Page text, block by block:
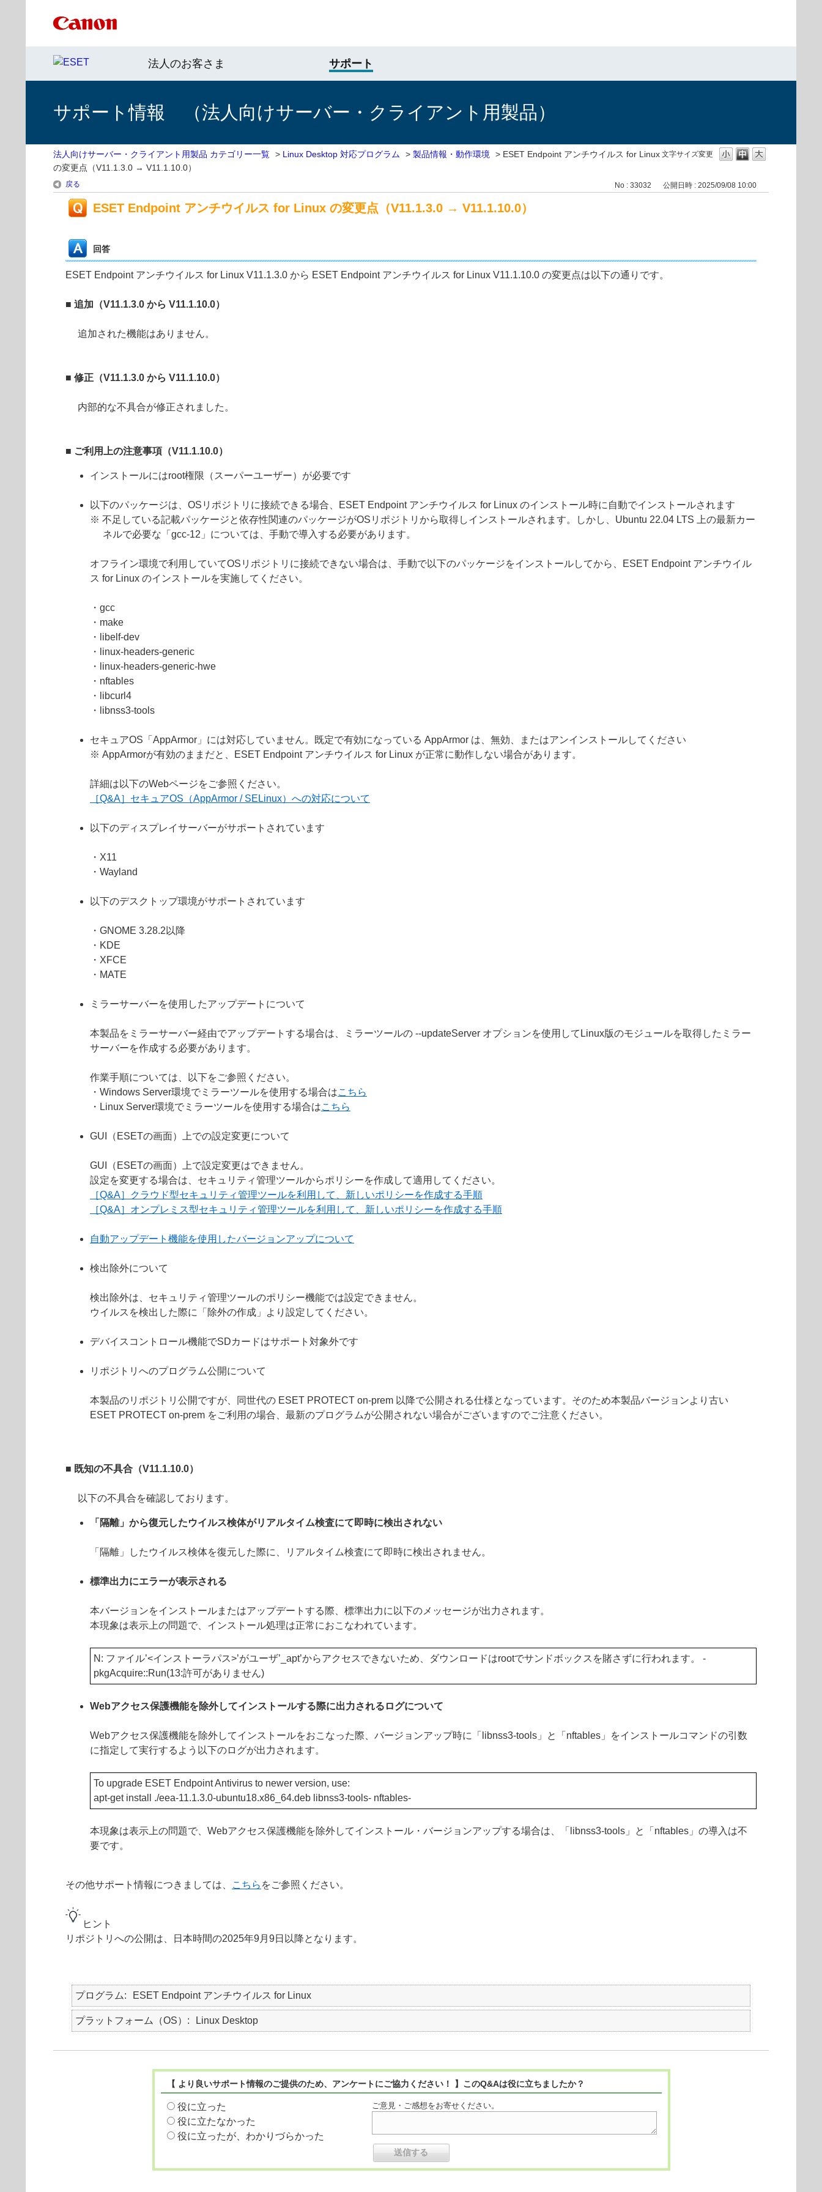
法人のお客さま サポート
サポート情報 （法人向けサーバー・クライアント用製品）
文字サイズ変更
法人向けサーバー・クライアント用製品 カテゴリー一覧 > Linux Desktop 対応プログラム > 製品情報・動作環境 > ESET Endpoint アンチウイルス for Linux
の変更点（V11.1.3.0 → V11.1.10.0）
戻る No : 33032 公開日時 : 2025/09/08 10:00
ESET Endpoint アンチウイルス for Linux の変更点（V11.1.3.0 → V11.1.10.0）
回答
ESET Endpoint アンチウイルス for Linux V11.1.3.0 から ESET Endpoint アンチウイルス for Linux V11.1.10.0 の変更点は以下の通りです。
■ 追加（V11.1.3.0 から V11.1.10.0）
追加された機能はありません。
■ 修正（V11.1.3.0 から V11.1.10.0）
内部的な不具合が修正されました。
■ ご利用上の注意事項（V11.1.10.0）
インストールにはroot権限（スーパーユーザー）が必要です
以下のパッケージは、OSリポジトリに接続できる場合、ESET Endpoint アンチウイルス for Linux のインストール時に自動でインストールされます
※ 不足している記載パッケージと依存性関連のパッケージがOSリポジトリから取得しインストールされます。しかし、Ubuntu 22.04 LTS 上の最新カー
ネルで必要な「gcc-12」については、手動で導入する必要があります。
オフライン環境で利用していてOSリポジトリに接続できない場合は、手動で以下のパッケージをインストールしてから、ESET Endpoint アンチウイル
ス for Linux のインストールを実施してください。
・gcc
・make
・libelf-dev
・linux-headers-generic
・linux-headers-generic-hwe
・nftables
・libcurl4
・libnss3-tools
セキュアOS「AppArmor」には対応していません。既定で有効になっている AppArmor は、無効、またはアンインストールしてください
※ AppArmorが有効のままだと、ESET Endpoint アンチウイルス for Linux が正常に動作しない場合があります。
詳細は以下のWebページをご参照ください。
［Q&A］セキュアOS（AppArmor / SELinux）への対応について
以下のディスプレイサーバーがサポートされています
・X11
・Wayland
以下のデスクトップ環境がサポートされています
・GNOME 3.28.2以降
・KDE
・XFCE
・MATE
ミラーサーバーを使用したアップデートについて
本製品をミラーサーバー経由でアップデートする場合は、ミラーツールの --updateServer オプションを使用してLinux版のモジュールを取得したミラー
サーバーを作成する必要があります。
作業手順については、以下をご参照ください。
・Windows Server環境でミラーツールを使用する場合はこちら
・Linux Server環境でミラーツールを使用する場合はこちら
GUI（ESETの画面）上での設定変更について
GUI（ESETの画面）上で設定変更はできません。
設定を変更する場合は、セキュリティ管理ツールからポリシーを作成して適用してください。
［Q&A］クラウド型セキュリティ管理ツールを利用して、新しいポリシーを作成する手順
［Q&A］オンプレミス型セキュリティ管理ツールを利用して、新しいポリシーを作成する手順
自動アップデート機能を使用したバージョンアップについて
検出除外について
検出除外は、セキュリティ管理ツールのポリシー機能では設定できません。
ウイルスを検出した際に「除外の作成」より設定してください。
デバイスコントロール機能でSDカードはサポート対象外です
リポジトリへのプログラム公開について
本製品のリポジトリ公開ですが、同世代の ESET PROTECT on-prem 以降で公開される仕様となっています。そのため本製品バージョンより古い
ESET PROTECT on-prem をご利用の場合、最新のプログラムが公開されない場合がございますのでご注意ください。
■ 既知の不具合（V11.1.10.0）
以下の不具合を確認しております。
「隔離」から復元したウイルス検体がリアルタイム検査にて即時に検出されない
「隔離」したウイルス検体を復元した際に、リアルタイム検査にて即時に検出されません。
標準出力にエラーが表示される
本バージョンをインストールまたはアップデートする際、標準出力に以下のメッセージが出力されます。
本現象は表示上の問題で、インストール処理は正常におこなわれています。
N: ファイル’<インストーラパス>’がユーザ’_apt’からアクセスできないため、ダウンロードはrootでサンドボックスを賭さずに行われます。 -
pkgAcquire::Run(13:許可がありません)
Webアクセス保護機能を除外してインストールする際に出力されるログについて
Webアクセス保護機能を除外してインストールをおこなった際、バージョンアップ時に「libnss3-tools」と「nftables」をインストールコマンドの引数
に指定して実行するよう以下のログが出力されます。
To upgrade ESET Endpoint Antivirus to newer version, use:
apt-get install ./eea-11.1.3.0-ubuntu18.x86_64.deb libnss3-tools- nftables-
本現象は表示上の問題で、Webアクセス保護機能を除外してインストール・バージョンアップする場合は、「libnss3-tools」と「nftables」の導入は不
要です。
その他サポート情報につきましては、 こちら をご参照ください。
ヒント
リポジトリへの公開は、日本時間の2025年9月9日以降となります。
プログラム ESET Endpoint アンチウイルス for Linux
プラットフォーム（OS） Linux Desktop
【 より良いサポート情報のご提供のため、アンケートにご協力ください！ 】このQ&Aは役に立ちましたか？
役に立った
役に立たなかった
役に立ったが、わかりづらかった
ご意見・ご感想をお寄せください。